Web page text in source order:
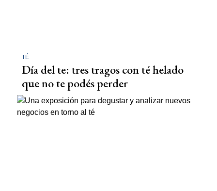
TÉ
Día del te: tres tragos con té helado
que no te podés perder